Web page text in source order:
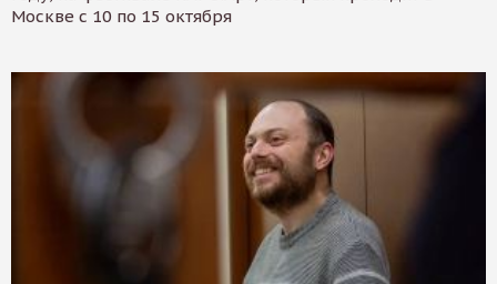
Москве с 10 по 15 октября